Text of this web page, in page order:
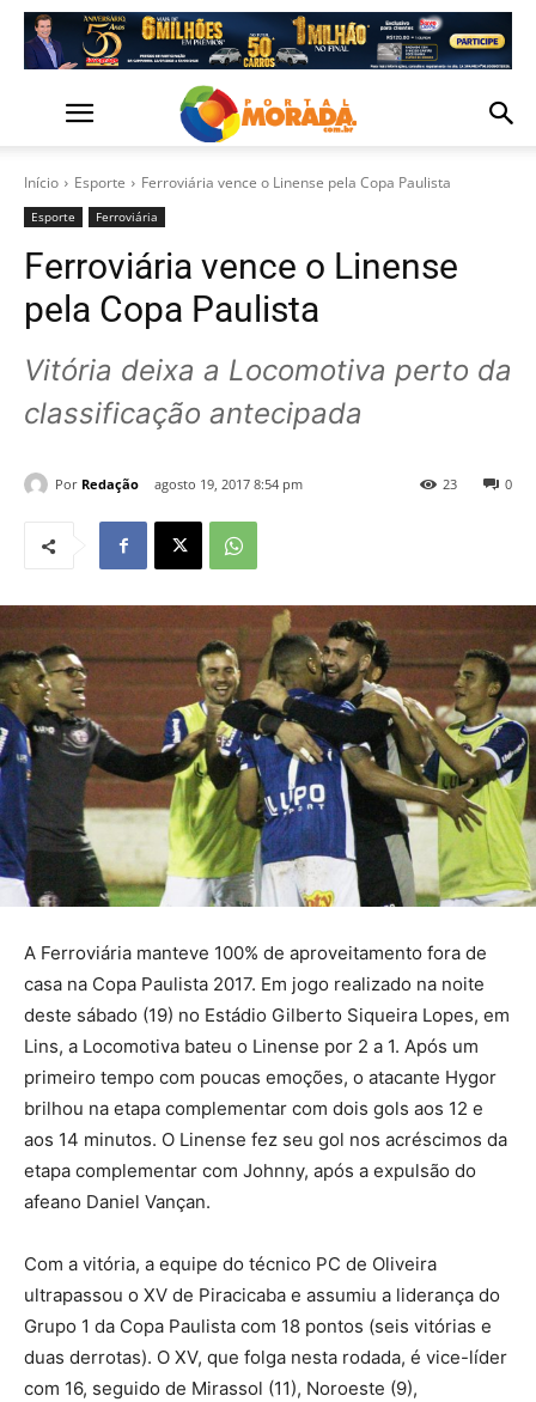
Início Esporte Ferroviária vence o Linense pela Copa Paulista
Esporte Ferroviária
Ferroviária vence o Linense
pela Copa Paulista
Vitória deixa a Locomotiva perto da
classificação antecipada
Por Redação agosto 19, 2017 8:54 pm 0
23
A Ferroviária manteve 100% de aproveitamento fora de
casa na Copa Paulista 2017. Em jogo realizado na noite
deste sábado (19) no Estádio Gilberto Siqueira Lopes, em
Lins, a Locomotiva bateu o Linense por 2 a 1. Após um
primeiro tempo com poucas emoções, o atacante Hygor
brilhou na etapa complementar com dois gols aos 12 e
aos 14 minutos. O Linense fez seu gol nos acréscimos da
etapa complementar com Johnny, após a expulsão do
afeano Daniel Vançan.
Com a vitória, a equipe do técnico PC de Oliveira
ultrapassou o XV de Piracicaba e assumiu a liderança do
Grupo 1 da Copa Paulista com 18 pontos (seis vitórias e
duas derrotas). O XV, que folga nesta rodada, é vice-líder
com 16, seguido de Mirassol (11), Noroeste (9),